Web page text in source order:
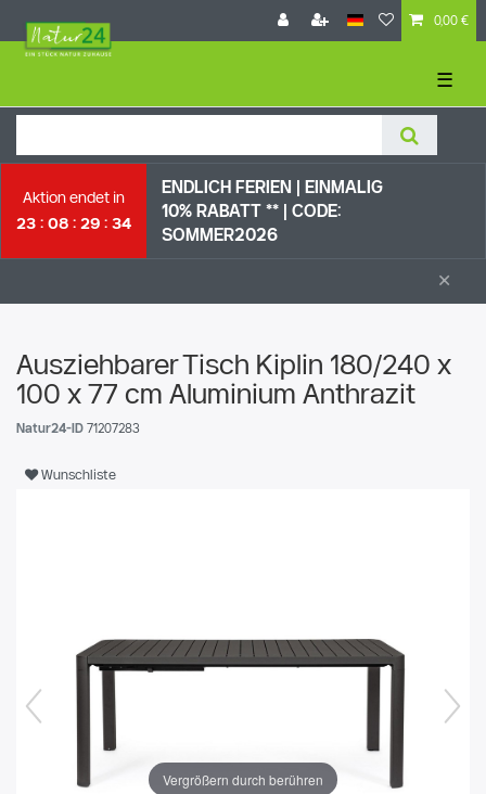
0,00 €
☰
Aktion endet in
23
08 29 33
ENDLICH FERIEN | EI NMALIG
10% RABATT ** | CODE:
SOMMER2026
×
Ausziehbarer Tisch Kiplin 180/240 x
100 x 77 cm Aluminium Anthrazit
Natur24-ID 71207283
Wunschliste
Vergrößern durch berühren